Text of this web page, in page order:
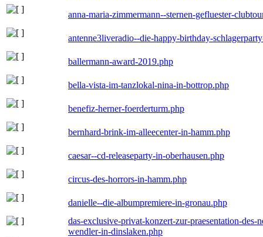
anna-maria-zimmermann--sternen-gefluester-
antenne3liveradio--die-happy-birthday-
ballermann-award-2019.php
bella-vista-im-tanzlokal-nina-in-bottrop.php
benefiz-herner-foerderturm.php
bernhard-brink-im-alleecenter-in-hamm.php
caesar--cd-releaseparty-in-oberhausen.php
circus-des-horrors-in-hamm.php
danielle--die-albumpremiere-in-gronau.php
das-exclusive-privat-konzert-zur-praesentation-
wendler-in-dinslaken.php